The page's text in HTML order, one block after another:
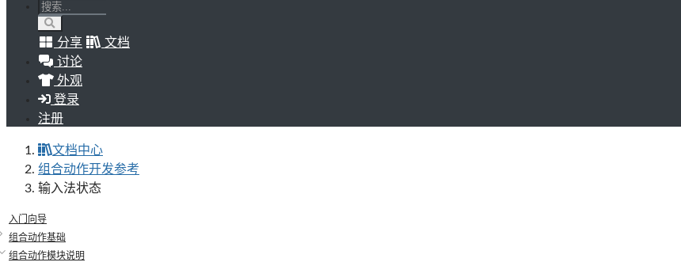
分享
文档
讨论
外观
登录
注册
文档中心
组合动作开发参考
输入法状态
入门向导
组合动作基础
组合动作模块说明